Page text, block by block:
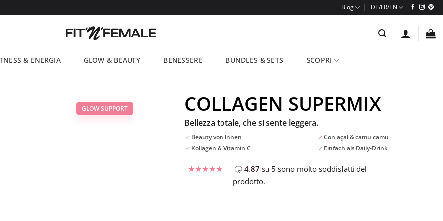
Blog
& ENERGIA GLOW & BEAUTY BENESSERE BUNDLES & SETS SCOPRI
GLOW SUPPORT COLLAGEN SUPERMIX
Bellezza totale, che si sente leggera.
Beauty von innen
Con açaí & camu camu
Kollagen & Vitamin C
Einfach als Daily-Drink
4.87 su 5 sono molto soddisfatti del
prodotto.